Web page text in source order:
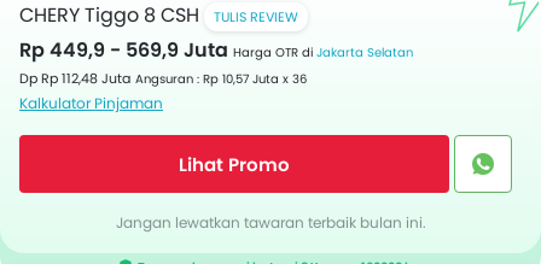
CHERY Tiggo 8 CSH TULIS REVIEW
Rp 449,9 - 569,9 Juta Harga OTR di Jakarta Selatan
Dp Rp 112,48 Juta Angsuran : Rp 10,57 Juta x 36
Kalkulator Pinjaman
Lihat Promo
Jangan lewatkan tawaran terbaik bulan ini.